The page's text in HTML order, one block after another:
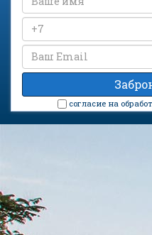
cогласие на
Санаторий «Лесной»